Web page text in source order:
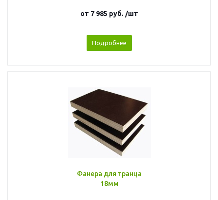
от 7 985 руб. /шт
Подробнее
Фанера для транца
18мм